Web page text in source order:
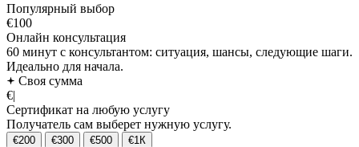
Популярный выбор
€100
Онлайн консультация
60 минут с консультантом: ситуация, шансы, следующие шаги.
Идеально для начала.
Своя сумма
€|
Сертификат на любую услугу
Получатель сам выберет нужную услугу.
€200 €300 €500 €1К